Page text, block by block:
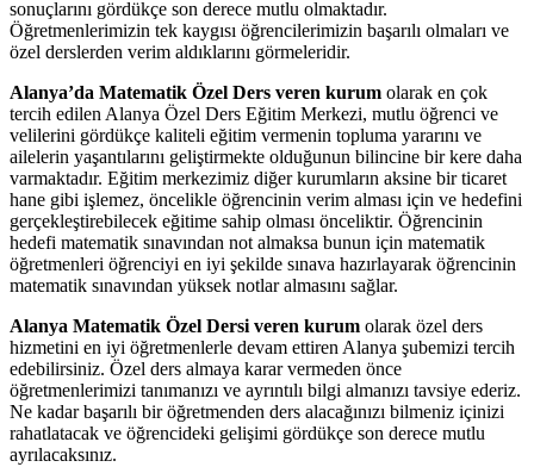
sonuçlarını gördükçe son derece mutlu olmaktadır.
Öğretmenlerimizin tek kaygısı öğrencilerimizin başarılı olmaları ve
özel derslerden verim aldıklarını görmeleridir.
Alanya’da Matematik Özel Ders veren kurum olarak en çok
tercih edilen Alanya Özel Ders Eğitim Merkezi, mutlu öğrenci ve
velilerini gördükçe kaliteli eğitim vermenin topluma yararını ve
ailelerin yaşantılarını geliştirmekte olduğunun bilincine bir kere daha
varmaktadır. Eğitim merkezimiz diğer kurumların aksine bir ticaret
hane gibi işlemez, öncelikle öğrencinin verim alması için ve hedefini
gerçekleştirebilecek eğitime sahip olması önceliktir. Öğrencinin
hedefi matematik sınavından not almaksa bunun için matematik
öğretmenleri öğrenciyi en iyi şekilde sınava hazırlayarak öğrencinin
matematik sınavından yüksek notlar almasını sağlar.
Alanya Matematik Özel Dersi veren kurum olarak özel ders
hizmetini en iyi öğretmenlerle devam ettiren Alanya şubemizi tercih
edebilirsiniz. Özel ders almaya karar vermeden önce
öğretmenlerimizi tanımanızı ve ayrıntılı bilgi almanızı tavsiye ederiz.
Ne kadar başarılı bir öğretmenden ders alacağınızı bilmeniz içinizi
rahatlatacak ve öğrencideki gelişimi gördükçe son derece mutlu
ayrılacaksınız.